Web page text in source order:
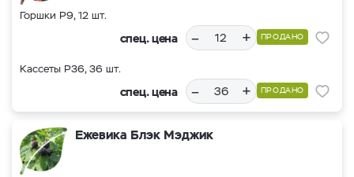
Горшки Р9, 12 шт.
спец. цена – + ПРОДАНО
Кассеты Р36, 36 шт.
спец. цена – + ПРОДАНО
Ежевика Блэк Мэджик